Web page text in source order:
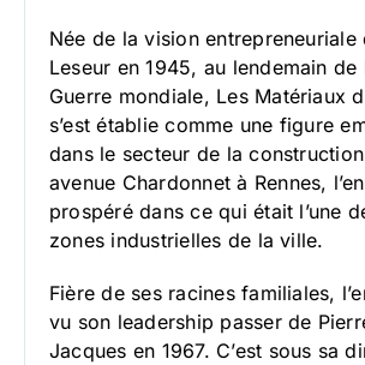
Née de la vision entrepreneuriale
Leseur en 1945, au lendemain de
Guerre mondiale, Les Matériaux
s’est établie comme une figure
dans le secteur de la
avenue Chardonnet à Rennes,
prospéré dans ce qui était l’une
zones industrielles de la ville.
Fière de ses racines familiales,
vu son leadership passer de
Jacques en 1967. C’est sous sa